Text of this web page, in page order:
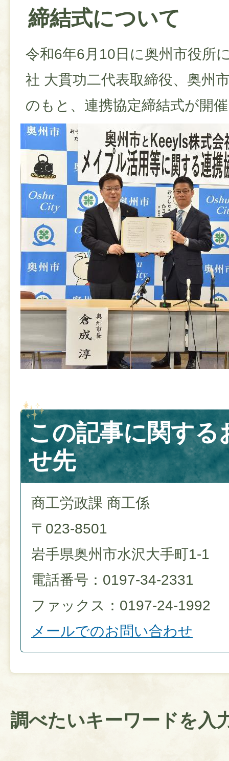
締結式について
令和6年6月10日に奥州市役所
社 大貫功二代表取締役、奥州
のもと、連携協定締結式が開
この記事に関する
せ先
商工労政課 商工係
〒023-8501
岩手県奥州市水沢大手町1-1
電話番号：0197-34-2331
ファックス：0197-24-1992
メールでのお問い合わせ
調べたいキーワードを入